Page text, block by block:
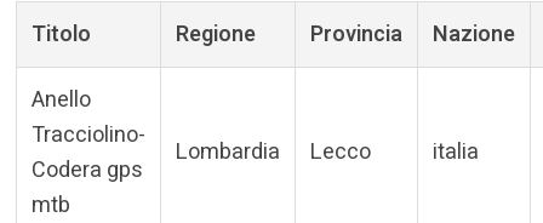
Titolo Regione Provincia
Nazione
Anello
Tracciolino-
Codera gps
mtb
Lombardia Lecco italia